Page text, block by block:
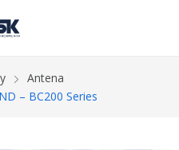
Antena
– BC200 Series